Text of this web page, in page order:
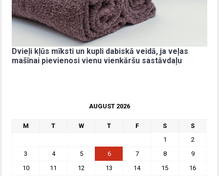
Dvieļi kļūs mīksti un kupli dabiskā veidā, ja veļas
mašīnai pievienosi vienu vienkāršu sastāvdaļu
AUGUST 2026
M T W T F S
S
1
2
3
4 5 6 7 8
9
10
11 12 13 14 15
16